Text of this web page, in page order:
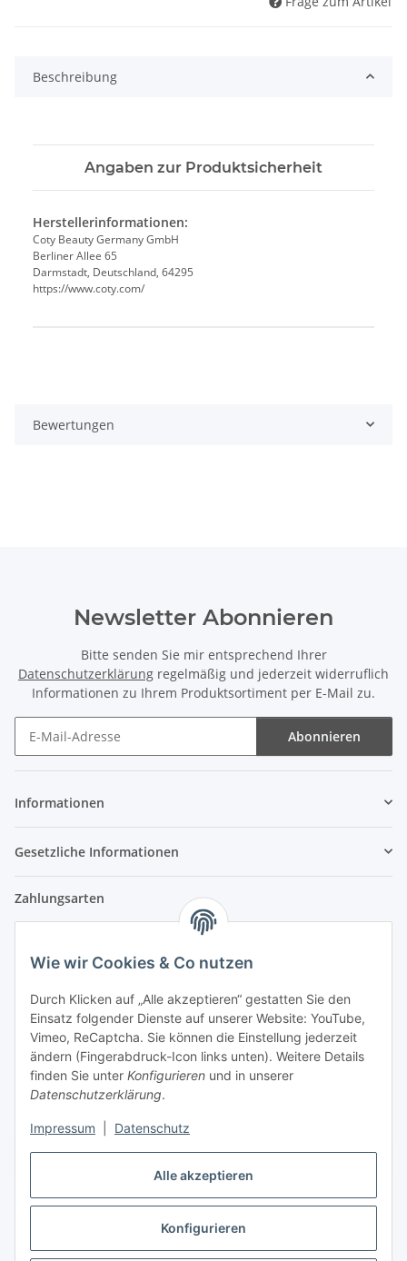
Alle akzeptieren
Konfigurieren
Wie wir Cookies & Co nutzen
Durch Klicken auf „Alle akzeptieren“ gestatten Sie den
Einsatz folgender Dienste auf unserer Website: YouTube,
Vimeo, ReCaptcha. Sie können die Einstellung jederzeit
ändern (Fingerabdruck-Icon links unten). Weitere Details
finden Sie unter Konfigurieren und in unserer
Datenschutzerklärung.
Impressum Datenschutz
Beschreibung
Angaben zur Produktsicherheit
Herstellerinformationen:
Coty Beauty Germany GmbH
Berliner Allee 65
Darmstadt, Deutschland, 64295
https://www.coty.com/
Bewertungen
Newsletter Abonnieren
Bitte senden Sie mir entsprechend Ihrer
Datenschutzerklärung regelmäßig und jederzeit widerruflich
Informationen zu Ihrem Produktsortiment per E-Mail zu.
Abonnieren
Informationen
Gesetzliche Informationen
Zahlungsarten
Versandpartner
Partner
Vertrag widerrufen